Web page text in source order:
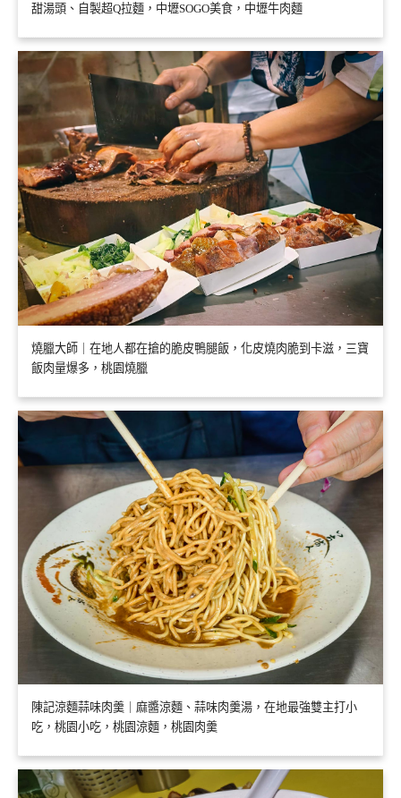
甜湯頭、自製超Q拉麵，中壢SOGO美食，中壢牛肉麵
燒臘大師｜在地人都在搶的脆皮鴨腿飯，化皮燒肉脆到卡滋，三寶
飯肉量爆多，桃園燒臘
陳記涼麵蒜味肉羹｜麻醬涼麵、蒜味肉羹湯，在地最強雙主打小
吃，桃園小吃，桃園涼麵，桃園肉羹